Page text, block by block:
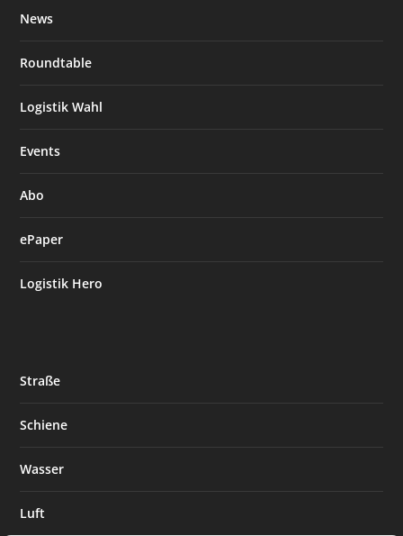
News
Roundtable
Logistik Wahl
Events
Abo
ePaper
Logistik Hero
Straße
Schiene
Wasser
Luft